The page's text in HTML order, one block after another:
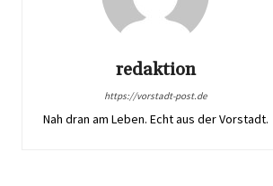
redaktion
https://vorstadt-post.de
Nah dran am Leben. Echt aus der Vorstadt.